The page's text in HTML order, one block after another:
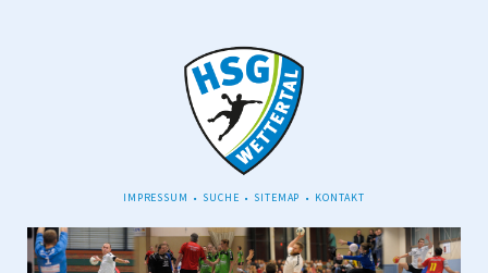
NAVIGATION
IMPRESSUM SUCHE SITEMAP KONTAKT